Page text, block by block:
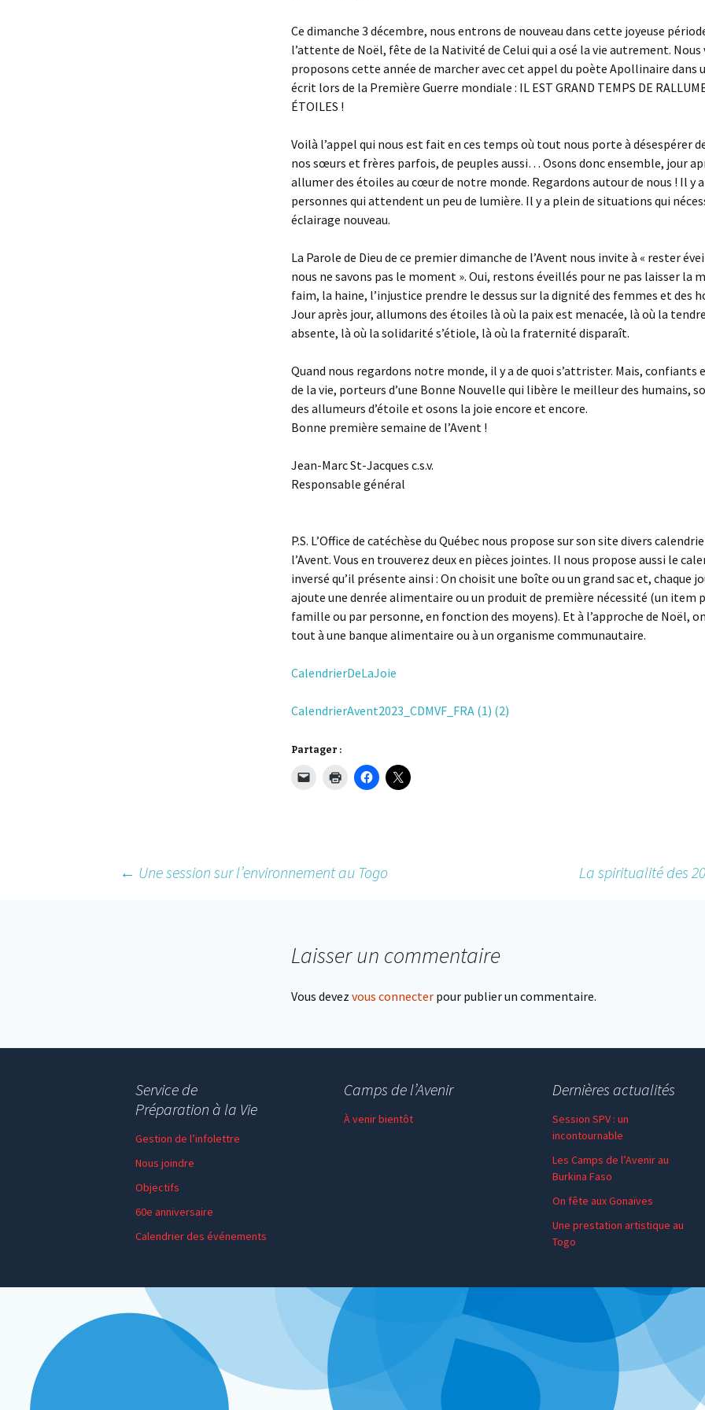
Ce dimanche 3 décembre, nous entrons de nouveau dans cette joyeuse
l’attente de Noël, fête de la Nativité de Celui qui a osé la vie autrement. Nous
proposons cette année de marcher avec cet appel du poète Apollinaire dans
écrit lors de la Première Guerre mondiale : IL EST GRAND TEMPS DE
ÉTOILES !
Voilà l’appel qui nous est fait en ces temps où tout nous porte à désespérer
nos sœurs et frères parfois, de peuples aussi… Osons donc ensemble, jour
allumer des étoiles au cœur de notre monde. Regardons autour de nous ! Il y
personnes qui attendent un peu de lumière. Il y a plein de situations qui
éclairage nouveau.
La Parole de Dieu de ce premier dimanche de l’Avent nous invite à « rester
nous ne savons pas le moment ». Oui, restons éveillés pour ne pas laisser la
faim, la haine, l’injustice prendre le dessus sur la dignité des femmes et des
Jour après jour, allumons des étoiles là où la paix est menacée, là où la
absente, là où la solidarité s’étiole, là où la fraternité disparaît.
Quand nous regardons notre monde, il y a de quoi s’attrister. Mais, confiants
de la vie, porteurs d’une Bonne Nouvelle qui libère le meilleur des humains,
des allumeurs d’étoile et osons la joie encore et encore.
Bonne première semaine de l’Avent !
Jean-Marc St-Jacques c.s.v.
Responsable général
P.S. L’Office de catéchèse du Québec nous propose sur son site divers
l’Avent. Vous en trouverez deux en pièces jointes. Il nous propose aussi le
inversé qu’il présente ainsi : On choisit une boîte ou un grand sac et, chaque
ajoute une denrée alimentaire ou un produit de première nécessité (un item
famille ou par personne, en fonction des moyens). Et à l’approche de Noël,
tout à une banque alimentaire ou à un organisme communautaire.
CalendrierDeLaJoie
CalendrierAvent2023_CDMVF_FRA (1) (2)
Partager :
← Une session sur l’environnement au Togo La spiritualité des
Laisser un commentaire
Vous devez vous connecter pour publier un commentaire.
Service de
Préparation à la Vie
Gestion de l’infolettre
Nous joindre
Objectifs
60e anniversaire
Calendrier des événements
Thème de l’année
Faire un don
Camps de l’Avenir
À venir bientôt
Dernières actualités
Session SPV : un
incontournable
Les Camps de l’Avenir au
Burkina Faso
On fête aux Gonaïves
Une prestation artistique au
Togo